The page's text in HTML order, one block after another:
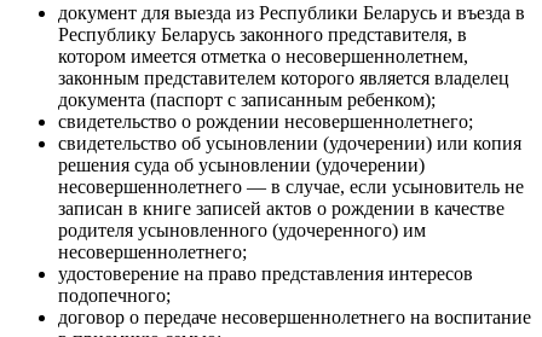
документ для выезда из Республики Беларусь и въезда в
Республику Беларусь законного представителя, в
котором имеется отметка о несовершеннолетнем,
законным представителем которого является владелец
документа (паспорт с записанным ребенком);
свидетельство о рождении несовершеннолетнего;
свидетельство об усыновлении (удочерении) или копия
решения суда об усыновлении (удочерении)
несовершеннолетнего — в случае, если усыновитель не
записан в книге записей актов о рождении в качестве
родителя усыновленного (удочеренного) им
несовершеннолетнего;
удостоверение на право представления интересов
подопечного;
договор о передаче несовершеннолетнего на воспитание